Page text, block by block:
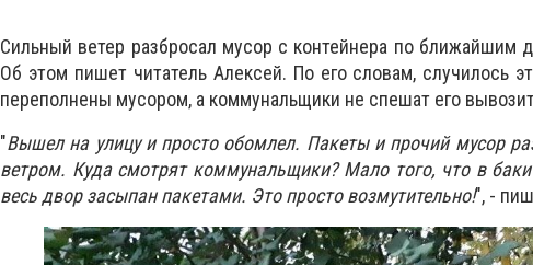
Сильный ветер разбросал мусор с контейнера по ближайшим
Об этом пишет читатель Алексей. По его словам, случилось
переполнены мусором, а коммунальщики не спешат его
"Вышел на улицу и просто обомлел. Пакеты и прочий мусор
ветром. Куда смотрят коммунальщики? Мало того, что в
весь двор засыпан пакетами. Это просто возмутительно!", -